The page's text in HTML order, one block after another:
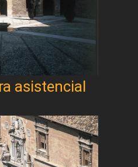
asistencial